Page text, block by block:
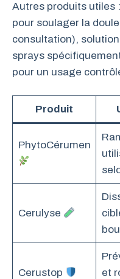
Autres produits utiles :
pour soulager la
consultation),
sprays
pour un usage
Produit
PhytoCérumen
Cerulyse
Cerustop
et